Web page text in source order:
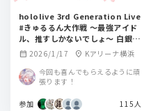
hololive 3rd Generation Live
#きゅるるん大作戦 ～最強アイド
ル、推すしかないでしょ～ 白銀ノ
エルさん宛てフラスタ企画
calendar_month 2026/1/17 location_on Kアリーナ横浜
今回も喜んでもらえるように頑
張ります！
参加 115人